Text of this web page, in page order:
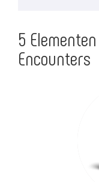
5
Encounters